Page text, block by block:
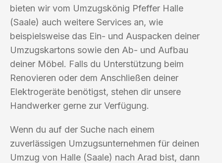
bieten wir vom Umzugskönig Pfeffer Halle
(Saale) auch weitere Services an, wie
beispielsweise das Ein- und Auspacken deiner
Umzugskartons sowie den Ab- und Aufbau
deiner Möbel. Falls du Unterstützung beim
Renovieren oder dem Anschließen deiner
Elektrogeräte benötigst, stehen dir unsere
Handwerker gerne zur Verfügung.
Wenn du auf der Suche nach einem
zuverlässigen Umzugsunternehmen für deinen
Umzug von Halle (Saale) nach Arad bist, dann